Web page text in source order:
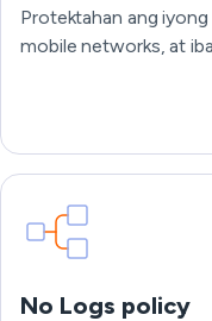
Protektahan ang
mobile networks, at
No Logs policy